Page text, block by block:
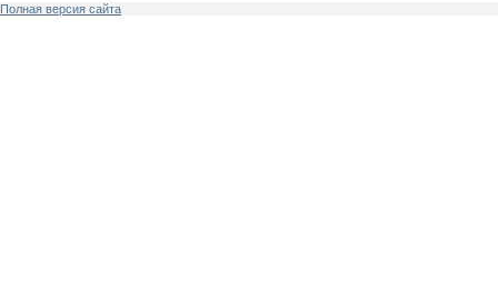
Полная версия сайта